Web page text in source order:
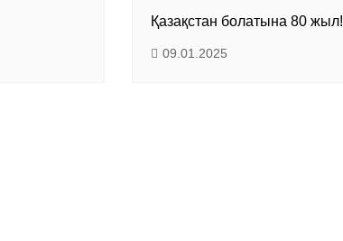
Қазақстан болатына 80 жыл!
09.01.2025